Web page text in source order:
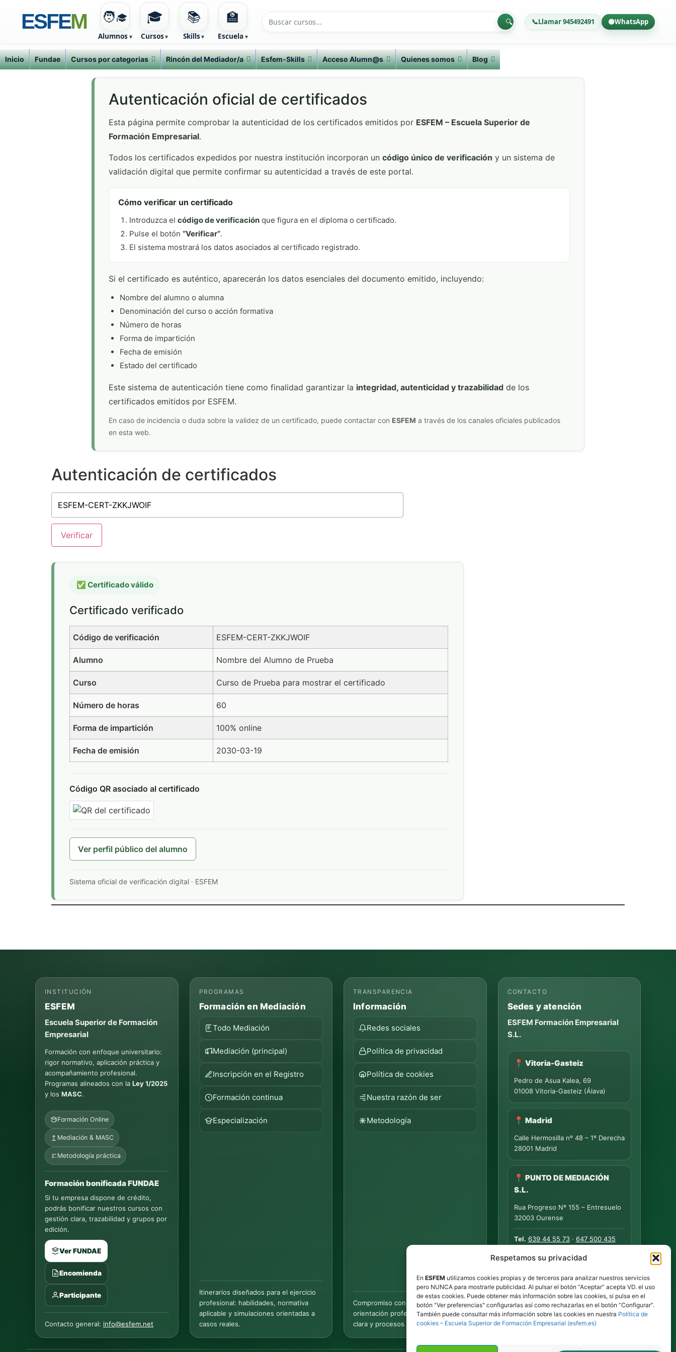
Respetamos su privacidad
En ESFEM utilizamos cookies propias y de terceros para analizar nuestros servicios
pero NUNCA para mostrarle publicidad. Al pulsar el botón “Aceptar” acepta VD. el uso
de estas cookies. Puede obtener más información sobre las cookies, si pulsa en el
botón "Ver preferencias" configurarlas así como rechazarlas en el botón “Configurar”.
También puede consultar más información sobre las cookies en nuestra Política de
cookies – Escuela Superior de Formación Empresarial (esfem.es)
ESFEM 🧑‍🎓
Alumnos
🎓
Cursos
📚
Skills
🏫
Escuela
🔍 📞Llamar 945492491 🟢WhatsApp
IrInicio Fundae Cursos por categorias Rincón del Mediador/a Esfem-Skills Acceso Alumn@s Quienes somos Blog
Autenticación oficial de certificados
Esta página permite comprobar la autenticidad de los certificados emitidos por ESFEM – Escuela Superior de
Formación Empresarial.
Todos los certificados expedidos por nuestra institución incorporan un código único de verificación y un sistema de
validación digital que permite confirmar su autenticidad a través de este portal.
Cómo verificar un certificado
Introduzca el código de verificación que figura en el diploma o certificado.
Pulse el botón “Verificar”.
El sistema mostrará los datos asociados al certificado registrado.
Si el certificado es auténtico, aparecerán los datos esenciales del documento emitido, incluyendo:
Nombre del alumno o alumna
Denominación del curso o acción formativa
Número de horas
Forma de impartición
Fecha de emisión
Estado del certificado
Este sistema de autenticación tiene como finalidad garantizar la integridad, autenticidad y trazabilidad de los
certificados emitidos por ESFEM.
En caso de incidencia o duda sobre la validez de un certificado, puede contactar con ESFEM a través de los canales oficiales publicados
en esta web.
Autenticación de certificados
Verificar
✅ Certificado válido
Certificado verificado
Código de verificación ESFEM-CERT-ZKKJWOIF
Alumno Nombre del Alumno de Prueba
Curso Curso de Prueba para mostrar el certificado
Número de horas 60
Forma de impartición 100% online
Fecha de emisión 2030-03-19
Código QR asociado al certificado
Ver perfil público del alumno
Sistema oficial de verificación digital · ESFEM
INSTITUCIÓN
ESFEM
Escuela Superior de Formación
Empresarial
Formación con enfoque universitario:
rigor normativo, aplicación práctica y
acompañamiento profesional.
Programas alineados con la Ley 1/2025
y los MASC.
Formación Online
Mediación & MASC
Metodología práctica
Formación bonificada FUNDAE
Si tu empresa dispone de crédito,
podrás bonificar nuestros cursos con
gestión clara, trazabilidad y grupos por
edición.
Ver FUNDAE
Encomienda
Participante
Contacto general: info@esfem.net
PROGRAMAS
Formación en Mediación
Todo Mediación
Mediación (principal)
Inscripción en el Registro
Formación continua
Especialización
Itinerarios diseñados para el ejercicio
profesional: habilidades, normativa
aplicable y simulaciones orientadas a
casos reales.
TRANSPARENCIA
Información
Redes sociales
Política de privacidad
Política de cookies
Nuestra razón de ser
Metodología
Compromiso con la transparencia y la
orientación profesional: información
clara y procesos responsables.
CONTACTO
Sedes y atención
ESFEM Formación Empresarial
S.L.
📍 Vitoria-Gasteiz
Pedro de Asua Kalea, 69
01008 Vitoria-Gasteiz (Álava)
📍 Madrid
Calle Hermosilla nº 48 – 1º Derecha
28001 Madrid
📍 PUNTO DE MEDIACIÓN
S.L.
Rua Progreso Nº 155 – Entresuelo
32003 Ourense
Tel. 639 44 55 73· 647 500 435
Email info@esfem.net
Atención online en toda España ·
Respuesta ágil por WhatsApp y correo.